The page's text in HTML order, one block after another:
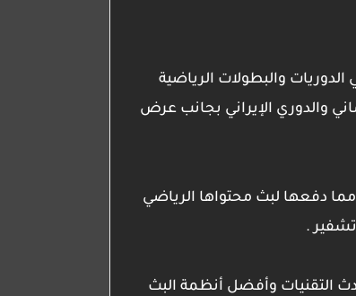
والبطولات الرياضية
والدوري الإيراني بجانب عرض
دفعها لبث محتواها الرياضي
.
التقنيات وأفضل أنظمة البث